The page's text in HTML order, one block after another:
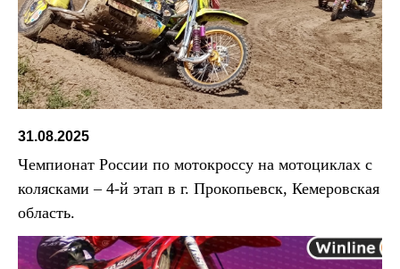
31.08.2025
Чемпионат России по мотокроссу на мотоциклах с
колясками – 4-й этап в г. Прокопьевск, Кемеровская
область.